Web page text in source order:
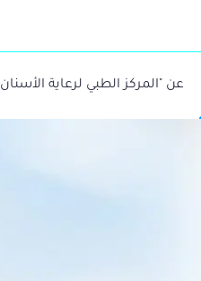
عن "المركز الطبي لرعاية الأسنان"